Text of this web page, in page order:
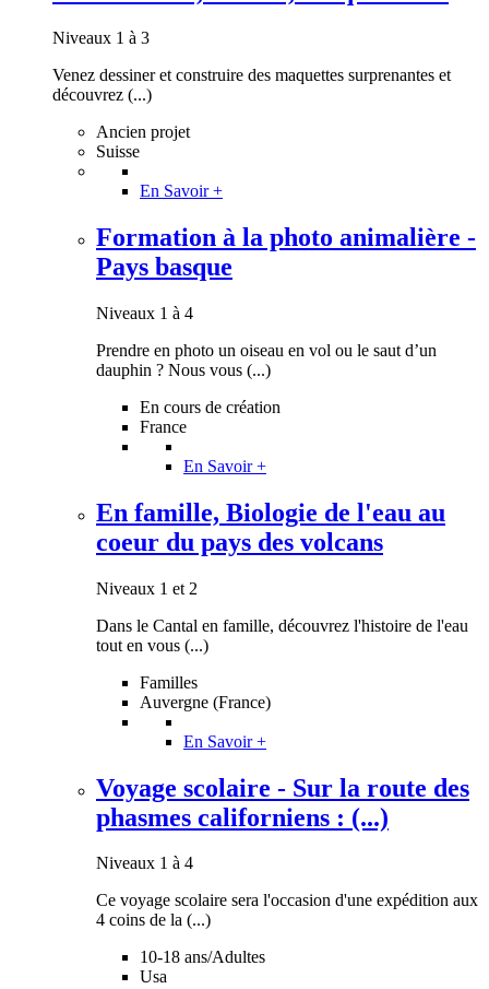
Niveaux 1 à 3
Venez dessiner et construire des maquettes surprenantes et
découvrez (...)
Ancien projet
Suisse
En Savoir +
Formation à la photo animalière -
Pays basque
Niveaux 1 à 4
Prendre en photo un oiseau en vol ou le saut d’un
dauphin ? Nous vous (...)
En cours de création
France
En Savoir +
En famille, Biologie de l'eau au
coeur du pays des volcans
Niveaux 1 et 2
Dans le Cantal en famille, découvrez l'histoire de l'eau
tout en vous (...)
Familles
Auvergne (France)
En Savoir +
Voyage scolaire - Sur la route des
phasmes californiens : (...)
Niveaux 1 à 4
Ce voyage scolaire sera l'occasion d'une expédition aux
4 coins de la (...)
10-18 ans/Adultes
Usa